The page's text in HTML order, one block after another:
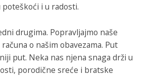
i u radosti.
drugima. Popravljajmo naše
o našim obavezama. Put
put. Neka nas njena snaga drži u
porodične sreće i bratske